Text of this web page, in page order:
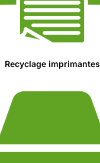
Recyclage imprimantes